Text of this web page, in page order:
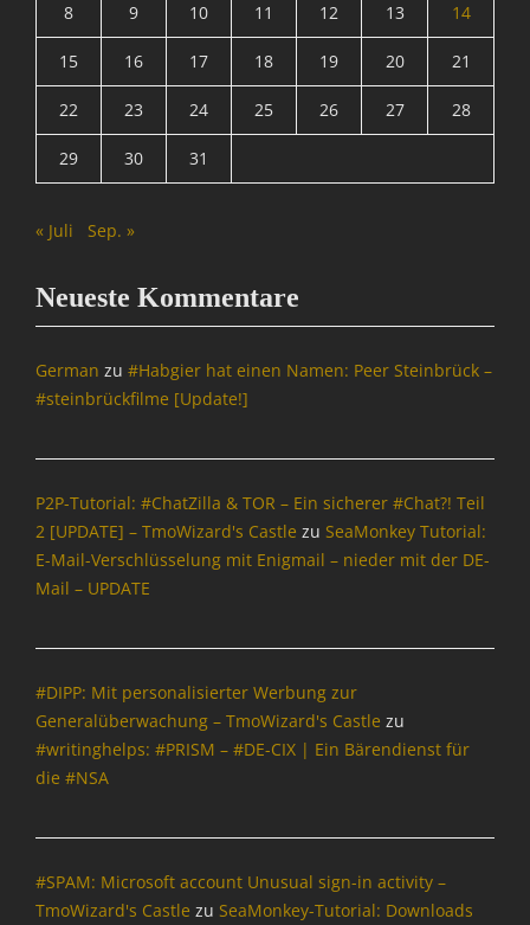
8 9 10 11 12 13 14
15 16 17 18 19 20 21
22 23 24 25 26 27 28
29 30 31
« Juli Sep. »
Neueste Kommentare
German zu #Habgier hat einen Namen: Peer Steinbrück –
#steinbrückfilme [Update!]
P2P-Tutorial: #ChatZilla & TOR – Ein sicherer #Chat?! Teil
2 [UPDATE] – TmoWizard's Castle zu SeaMonkey Tutorial:
E-Mail-Verschlüsselung mit Enigmail – nieder mit der DE-
Mail – UPDATE
#DIPP: Mit personalisierter Werbung zur
Generalüberwachung – TmoWizard's Castle zu
#writinghelps: #PRISM – #DE-CIX | Ein Bärendienst für
die #NSA
#SPAM: Microsoft account Unusual sign-in activity –
TmoWizard's Castle zu SeaMonkey-Tutorial: Downloads